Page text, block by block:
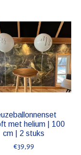
met helium | 100
cm | 2 stuks
€39,99